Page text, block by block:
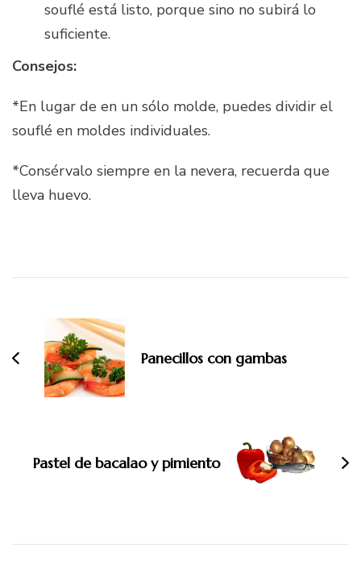
souflé está listo, porque sino no subirá lo
suficiente.
Consejos:
*En lugar de en un sólo molde, puedes dividir el
souflé en moldes individuales.
*Consérvalo siempre en la nevera, recuerda que
lleva huevo.
entradas
Panecillos con gambas
Pastel de bacalao y pimiento